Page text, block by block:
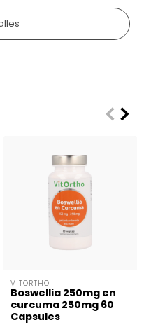
VITORTHO
Boswellia 250mg en
curcuma 250mg 60
Capsules